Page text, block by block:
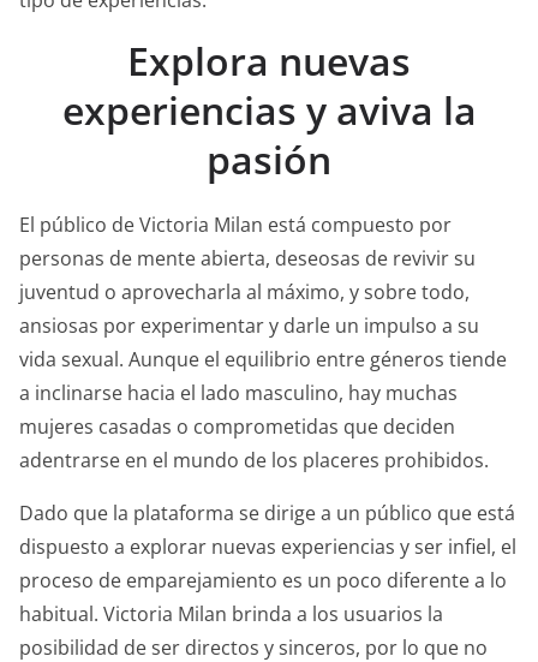
Explora nuevas
experiencias y aviva la
pasión
El público de Victoria Milan está compuesto por
personas de mente abierta, deseosas de revivir su
juventud o aprovecharla al máximo, y sobre todo,
ansiosas por experimentar y darle un impulso a su
vida sexual. Aunque el equilibrio entre géneros tiende
a inclinarse hacia el lado masculino, hay muchas
mujeres casadas o comprometidas que deciden
adentrarse en el mundo de los placeres prohibidos.
Dado que la plataforma se dirige a un público que está
dispuesto a explorar nuevas experiencias y ser infiel, el
proceso de emparejamiento es un poco diferente a lo
habitual. Victoria Milan brinda a los usuarios la
posibilidad de ser directos y sinceros, por lo que no